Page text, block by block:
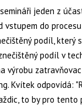
jeden z
do
podíl, který
podíl v
výrobu
Kvítek odpovídá:
to by pro tento